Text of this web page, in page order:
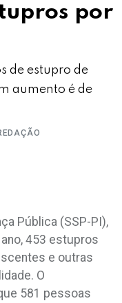
por
de estupro de
aumento é de
Pública (SSP-PI),
453 estupros
e outras
O
581 pessoas